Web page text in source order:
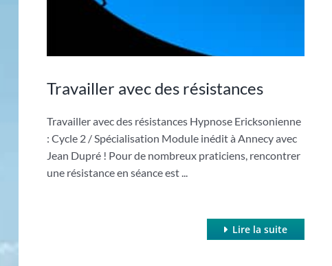
Travailler avec des résistances
Travailler avec des résistances Hypnose Ericksonienne
: Cycle 2 / Spécialisation Module inédit à Annecy avec
Jean Dupré ! Pour de nombreux praticiens, rencontrer
une résistance en séance est ...
Lire la suite